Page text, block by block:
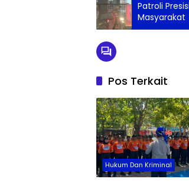
Patroli
Masyarakat
Pos Terkait
Hukum Dan Kriminal